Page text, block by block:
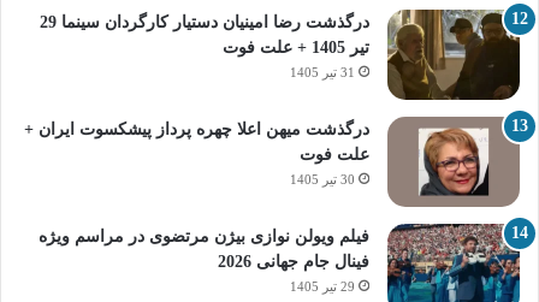
درگذشت رضا امینیان دستیار کارگردان سینما 29
تیر 1405 + علت فوت
31 تیر 1405
درگذشت میهن اعلا چهره پرداز پیشکسوت ایران +
علت فوت
30 تیر 1405
فیلم ویولن نوازی بیژن مرتضوی در مراسم ویژه
فینال جام جهانی 2026
29 تیر 1405